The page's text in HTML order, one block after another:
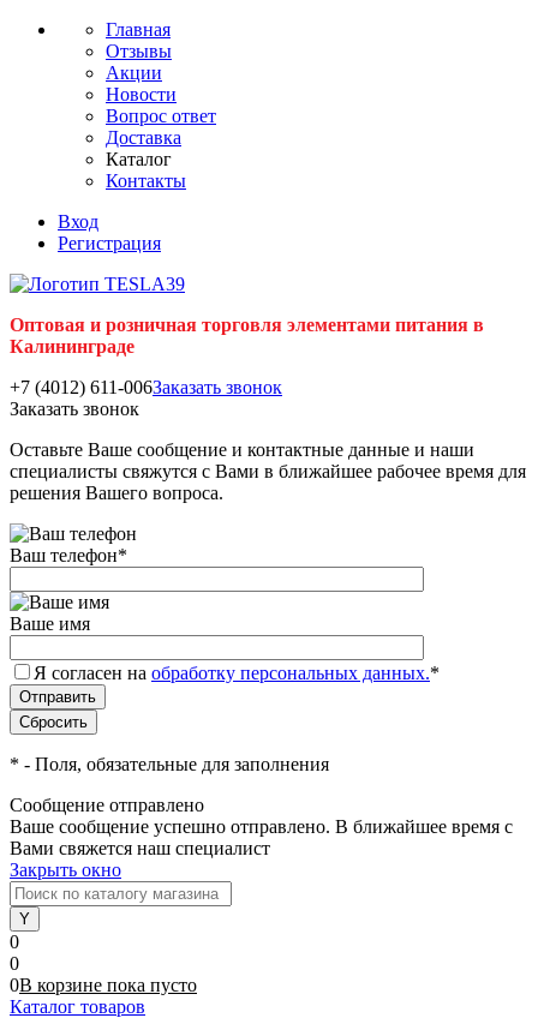
Главная
Отзывы
Акции
Новости
Вопрос ответ
Доставка
Каталог
Контакты
Вход
Регистрация
Оптовая и розничная торговля элементами питания в
Калининграде
+7 (4012) 611-006Заказать звонок
Заказать звонок
Оставьте Ваше сообщение и контактные данные и наши
специалисты свяжутся с Вами в ближайшее рабочее время для
решения Вашего вопроса.
Ваш телефон*
Ваше имя
Я согласен на обработку персональных данных.*
* - Поля, обязательные для заполнения
Сообщение отправлено
Ваше сообщение успешно отправлено. В ближайшее время с
Вами свяжется наш специалист
Закрыть окно
0
0
0В корзине пока пусто
Каталог товаров